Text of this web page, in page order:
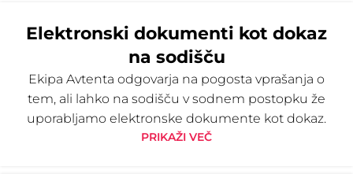
Elektronski dokumenti kot dokaz
na sodišču
Ekipa Avtenta odgovarja na pogosta vprašanja o
tem, ali lahko na sodišču v sodnem postopku že
uporabljamo elektronske dokumente kot dokaz.
PRIKAŽI VEČ